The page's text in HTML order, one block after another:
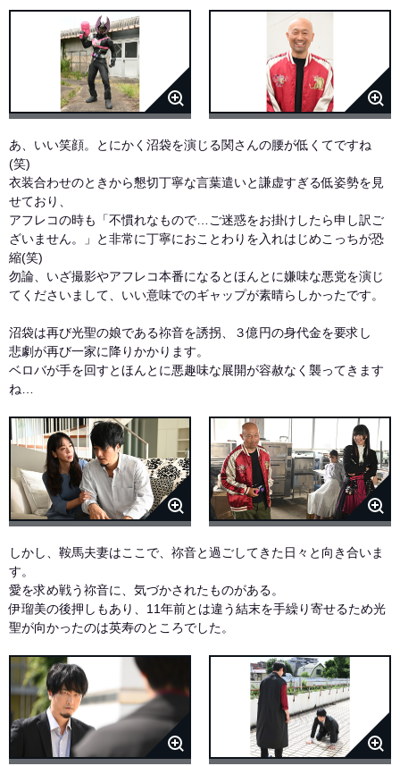
あ、いい笑顔。とにかく沼袋を演じる関さんの腰が低くてですね
(笑)
衣装合わせのときから懇切丁寧な言葉遣いと謙虚すぎる低姿勢を見
せており、
アフレコの時も「不慣れなもので…ご迷惑をお掛けしたら申し訳ご
ざいません。」と非常に丁寧におことわりを入れはじめこっちが恐
縮(笑)
勿論、いざ撮影やアフレコ本番になるとほんとに嫌味な悪党を演じ
てくださいまして、いい意味でのギャップが素晴らしかったです。
沼袋は再び光聖の娘である祢音を誘拐、３億円の身代金を要求し
悲劇が再び一家に降りかかります。
ベロバが手を回すとほんとに悪趣味な展開が容赦なく襲ってきます
ね…
しかし、鞍馬夫妻はここで、祢音と過ごしてきた日々と向き合いま
す。
愛を求め戦う祢音に、気づかされたものがある。
伊瑠美の後押しもあり、11年前とは違う結末を手繰り寄せるため光
聖が向かったのは英寿のところでした。